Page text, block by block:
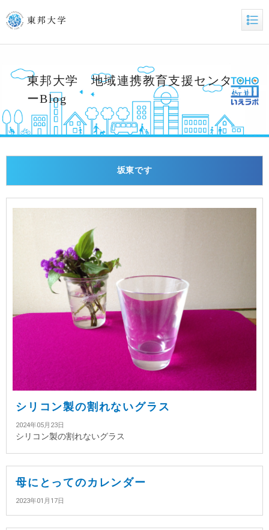
東邦大学 地域連携教育支援センタ
ーBlog
坂東です
シリコン製の割れないグラス
2024年05月23日
シリコン製の割れないグラス
母にとってのカレンダー
2023年01月17日